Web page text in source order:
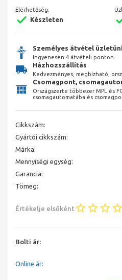
Elérhetőség:
Készleten
Személyes átvétel
Ingyenesen 4 átvételi ponton.
Házhozszállítás
Kedvezményes, megbízható,
Csomagpont,
Országszerte többezer MPL és
csomagautomatába és
Cikkszám:
Gyártói cikkszám:
Márka:
Mennyiségi egység:
Garancia:
Tömeg:
Értékelje elsőként
Bolti ár:
Online ár: